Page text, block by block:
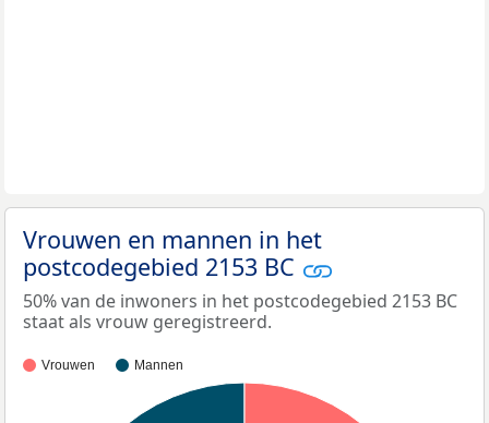
Vrouwen en mannen in het
postcodegebied 2153 BC
50% van de inwoners in het postcodegebied 2153 BC
staat als vrouw geregistreerd.
Vrouwen Mannen